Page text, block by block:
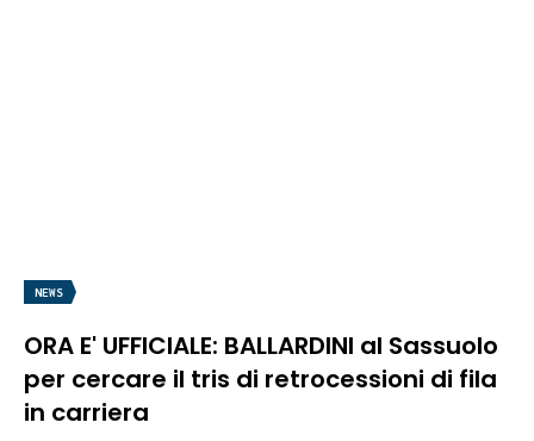
NEWS
ORA E' UFFICIALE: BALLARDINI al Sassuolo
per cercare il tris di retrocessioni di fila
in carriera